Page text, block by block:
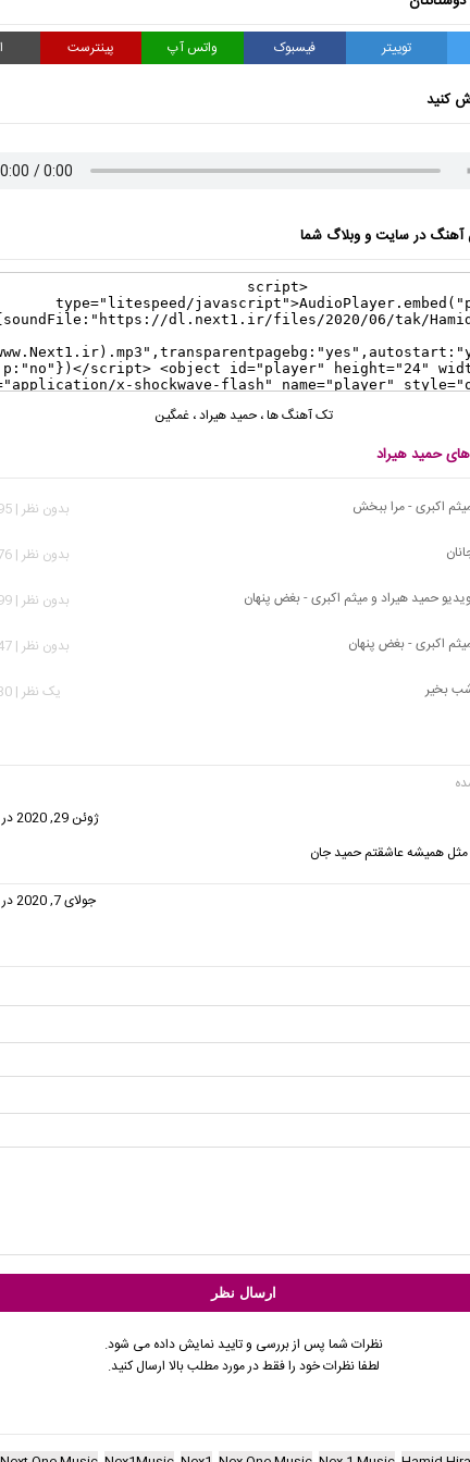
توییتر فیسبوک واتس آپ پینترست
کنید
در سایت و وبلاگ شما
تک آهنگ ها، حمید هیراد، غمگین
حمید هیراد
اکبری - مرا ببخش
بدون نظر | 1,595 بازدید
بدون نظر | 2,376 بازدید
حمید هیراد و میثم اکبری - بغض پنهان
بدون نظر | 2,099 بازدید
اکبری - بغض پنهان
بدون نظر | 3,747 بازدید
بخیر
يک نظر | 4,730 بازدید
ژوئن 29, 2020 در 4:27 ب.ظ
مثل همیشه عاشقتم حمید جان
جولای 7, 2020 در 4:23 ب.ظ
نظرات شما پس از بررسی و تایید نمایش داده می شود.
لطفا نظرات خود را فقط در مورد مطلب بالا ارسال کنید.